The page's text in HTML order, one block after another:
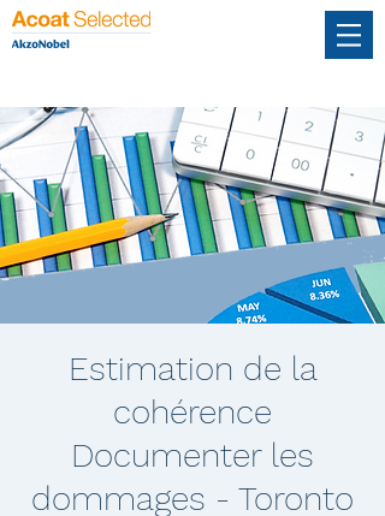
Estimation de la
cohérence
Documenter les
dommages - Toronto